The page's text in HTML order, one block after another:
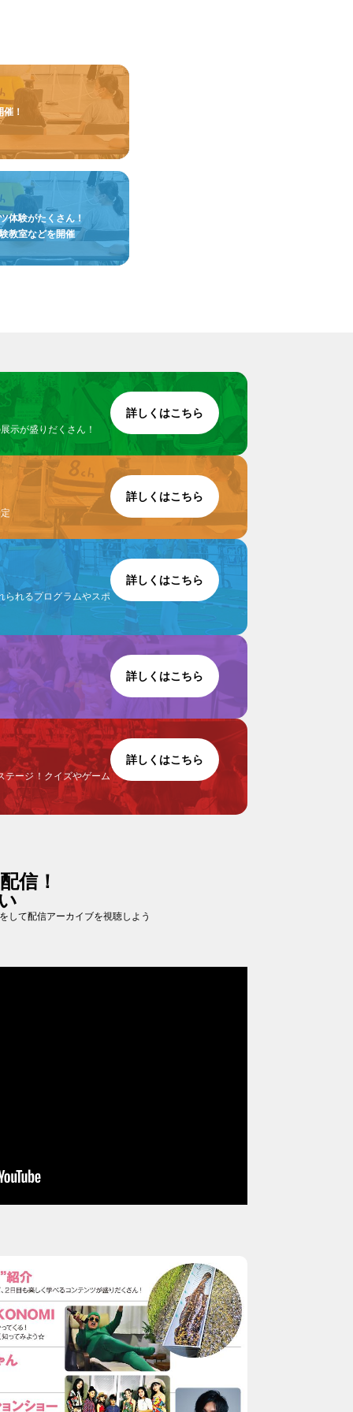
！
体験がたくさん！
教室などを開催
示が盛りだくさん！
詳しくはこちら
詳しくはこちら
られるプログラムやスポ
詳しくはこちら
詳しくはこちら
テージ！クイズやゲーム
詳しくはこちら
信！
して配信アーカイブを視聴しよう